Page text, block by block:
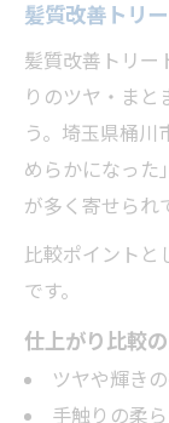
髪質改善トリ
髪質改善トリー
りのツヤ・まと
う。埼玉県桶川
めらかになった
が多く寄せられ
比較ポイントと
です。
仕上がり比較
ツヤや輝き
手触りの柔